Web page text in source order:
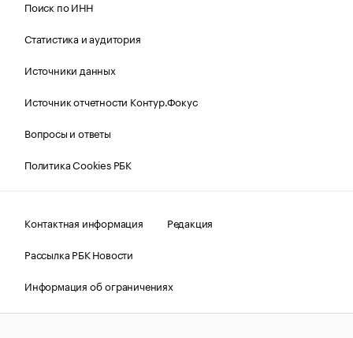
Поиск по ИНН
Статистика и аудитория
Источники данных
Источник отчетности Контур.Фокус
Вопросы и ответы
Политика Cookies РБК
Контактная информация
Редакция
Рассылка РБК Новости
Информация об ограничениях
Правовая информация
О соблюдении авторских прав